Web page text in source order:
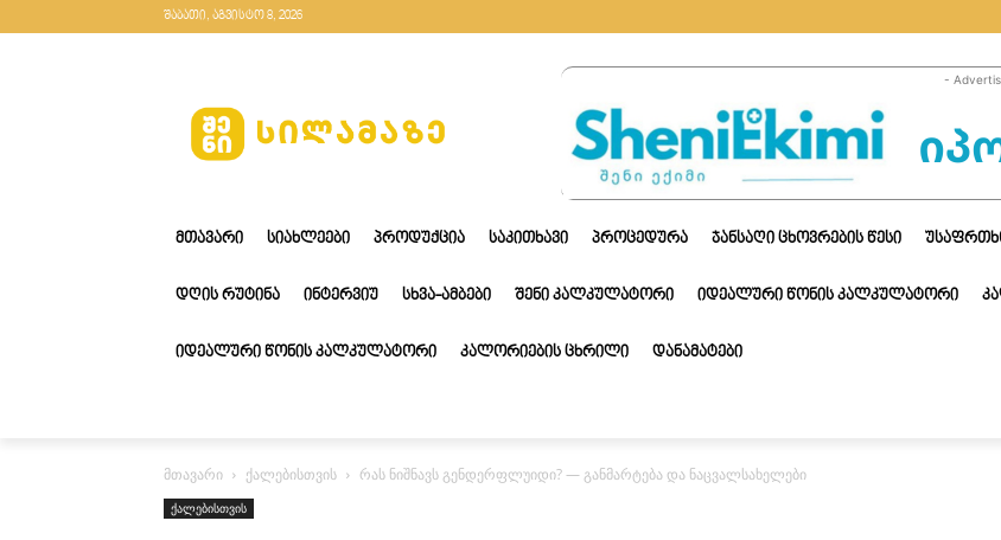
შაბათი, აგვისტო 8, 2026
-
ᲛᲗᲐᲕᲐᲠᲘ ᲡᲘᲐᲮᲚᲔᲔᲑᲘ ᲞᲠᲝᲓᲣᲥᲪᲘᲐ ᲡᲐᲙᲘᲗᲮᲐᲕᲘ ᲞᲠᲝᲪᲔᲓᲣᲠᲐ ᲯᲐᲜᲡᲐᲦᲘ ᲪᲮᲝᲕᲠᲔᲑᲘᲡ ᲬᲔᲡᲘ
ᲓᲦᲘᲡ ᲠᲣᲢᲘᲜᲐ ᲘᲜᲢᲔᲠᲕᲘᲣ ᲡᲮᲕᲐ-ᲐᲛᲑᲔᲑᲘ ᲨᲔᲜᲘ ᲙᲐᲚᲙᲣᲚᲐᲢᲝᲠᲘ ᲘᲓᲔᲐᲚᲣᲠᲘ ᲬᲝᲜᲘᲡ ᲙᲐᲚᲙᲣᲚᲐᲢᲝᲠᲘ
ᲘᲓᲔᲐᲚᲣᲠᲘ ᲬᲝᲜᲘᲡ ᲙᲐᲚᲙᲣᲚᲐᲢᲝᲠᲘ ᲙᲐᲚᲝᲠᲘᲔᲑᲘᲡ ᲪᲮᲠᲘᲚᲘ ᲓᲐᲜᲐᲛᲐᲢᲔᲑᲘ
მთავარი ქალებისთვის რას ნიშნავს გენდერფლუიდი? — განმარტება და ნაცვალსახელები
ქალებისთვის